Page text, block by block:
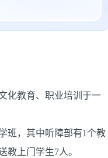
化教育、职业培训于一
班，其中听障部有1个教
教上门学生7人。